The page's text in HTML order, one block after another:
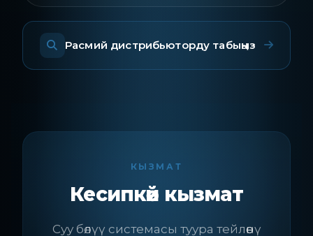
Расмий дистрибьюторду табыңыз
КЫЗМАТ
Кесипкөй кызмат
Суу бөлүү системасы туура тейлөөнү